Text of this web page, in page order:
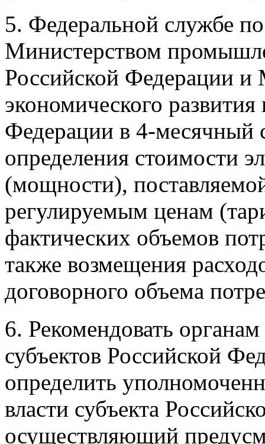
5. Федеральной службе
Министерством
Российской Федерации и
экономического
Федерации в 4-месячный
определения стоимости
(мощности),
регулируемым ценам
фактических объемов
также возмещения
договорного объема
6. Рекомендовать
субъектов Российской
определить
власти субъекта
осуществляющий